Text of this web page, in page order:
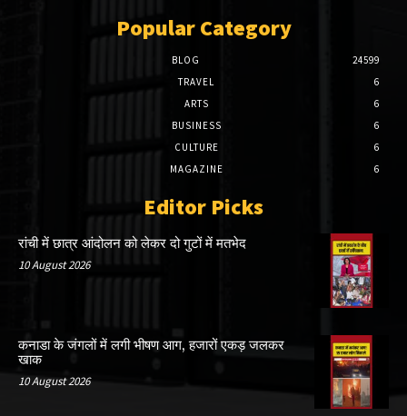
Popular Category
BLOG
24599
TRAVEL
6
ARTS
6
BUSINESS
6
CULTURE
6
MAGAZINE
6
Editor Picks
रांची में छात्र आंदोलन को लेकर दो गुटों में मतभेद
10 August 2026
कनाडा के जंगलों में लगी भीषण आग, हजारों एकड़ जलकर
खाक
10 August 2026